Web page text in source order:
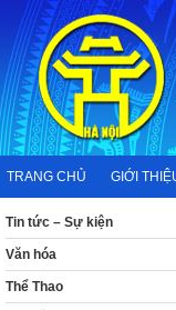
content
TRANG CHỦ GIỚI
Tin tức – Sự kiện
Văn hóa
Thể Thao